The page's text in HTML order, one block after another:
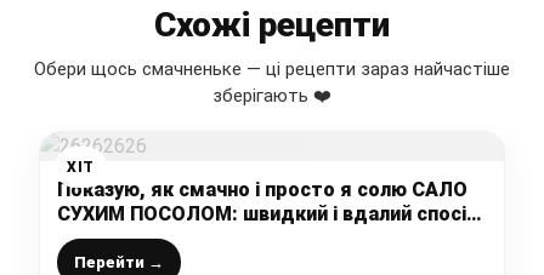
Схожі рецепти
Обери щось смачненьке — ці рецепти зараз найчастіше
зберігають ❤️
ХІТ
Показую, як смачно і просто я солю САЛО
СУХИМ ПОСОЛОМ: швидкий і вдалий спосіб
приготування справжнього українського
делікатесу
Перейти →